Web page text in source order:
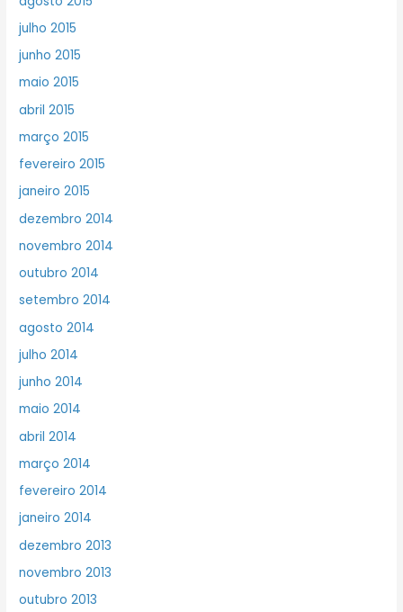
julho 2015
junho 2015
maio 2015
abril 2015
março 2015
fevereiro 2015
janeiro 2015
dezembro 2014
novembro 2014
outubro 2014
setembro 2014
agosto 2014
julho 2014
junho 2014
maio 2014
abril 2014
março 2014
fevereiro 2014
janeiro 2014
dezembro 2013
novembro 2013
outubro 2013